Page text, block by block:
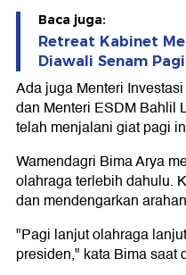
Baca juga:
Retreat Kabinet
Diawali Senam Pagi
Ada juga Menteri
dan Menteri ESDM Bahlil
telah menjalani giat pagi
Wamendagri Bima Arya
olahraga terlebih dahulu.
dan mendengarkan
"Pagi lanjut olahraga
presiden," kata Bima saat